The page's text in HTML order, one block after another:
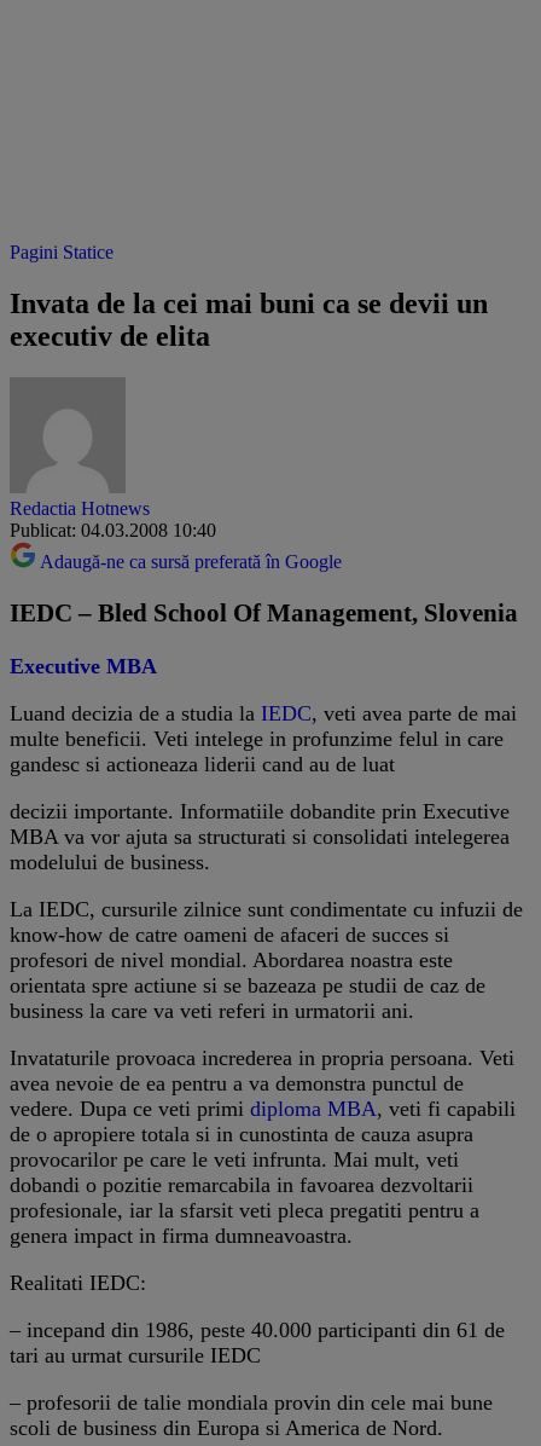
Pagini Statice
Invata de la cei mai buni ca se devii un
executiv de elita
Redactia Hotnews
Publicat: 04.03.2008 10:40
Adaugă-ne ca sursă preferată în Google
IEDC – Bled School Of Management, Slovenia
Executive MBA
Luand decizia de a studia la IEDC, veti avea parte de mai
multe beneficii. Veti intelege in profunzime felul in care
gandesc si actioneaza liderii cand au de luat
decizii importante. Informatiile dobandite prin Executive
MBA va vor ajuta sa structurati si consolidati intelegerea
modelului de business.
La IEDC, cursurile zilnice sunt condimentate cu infuzii de
know-how de catre oameni de afaceri de succes si
profesori de nivel mondial. Abordarea noastra este
orientata spre actiune si se bazeaza pe studii de caz de
business la care va veti referi in urmatorii ani.
Invataturile provoaca increderea in propria persoana. Veti
avea nevoie de ea pentru a va demonstra punctul de
vedere. Dupa ce veti primi diploma MBA, veti fi capabili
de o apropiere totala si in cunostinta de cauza asupra
provocarilor pe care le veti infrunta. Mai mult, veti
dobandi o pozitie remarcabila in favoarea dezvoltarii
profesionale, iar la sfarsit veti pleca pregatiti pentru a
genera impact in firma dumneavoastra.
Realitati IEDC:
– incepand din 1986, peste 40.000 participanti din 61 de
tari au urmat cursurile IEDC
– profesorii de talie mondiala provin din cele mai bune
scoli de business din Europa si America de Nord.